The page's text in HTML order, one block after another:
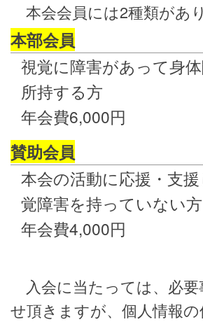
本会会員には2種類があ
本部会員
視覚に障害があって身
所持する方
年会費6,000円
賛助会員
本会の活動に応援・支
覚障害を持っていない方
年会費4,000円
入会に当たっては、必要
せ頂きますが、個人情報